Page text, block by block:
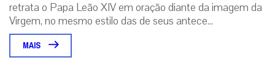
Santa Sé divulga lema e logotipo da viagem
apostólica de Leão XIV à França